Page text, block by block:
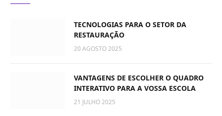
TECNOLOGIAS PARA O SETOR DA
RESTAURAÇÃO
20 AGOSTO 2025
VANTAGENS DE ESCOLHER O QUADRO
INTERATIVO PARA A VOSSA ESCOLA
21 JULHO 2025